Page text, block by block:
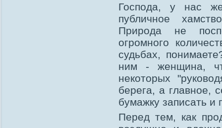
Господа, у нас
публичное
Природа не
огромного
судьбах,
ним - женщина,
некоторых
берега, а главное,
бумажку записать и
Перед тем, как